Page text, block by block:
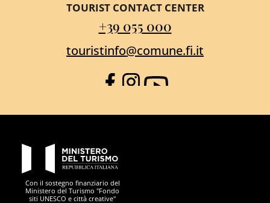
TOURIST CONTACT CENTER
+39 055 000
touristinfo@comune.fi.it
Facebook
Instagram
YouTube
Con il sostegno finanziario del
Ministero del Turismo "Fondo
siti UNESCO e città creative"